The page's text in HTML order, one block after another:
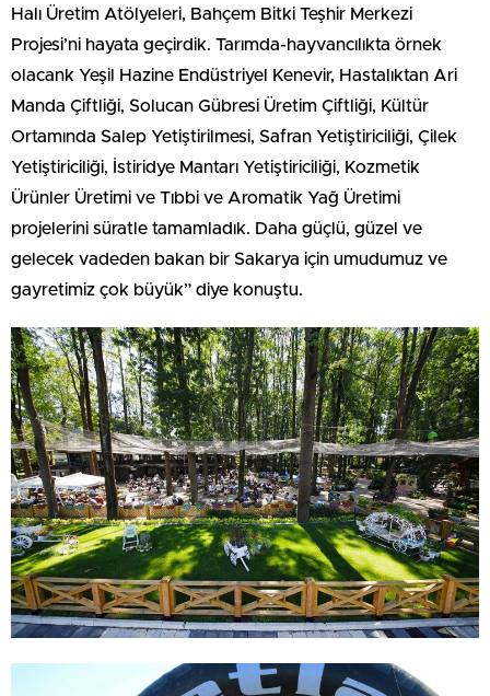
Halı Üretim Atölyeleri, Bahçem Bitki Teşhir Merkezi
Projesi’ni hayata geçirdik. Tarımda-hayvancılıkta örnek
olacank Yeşil Hazine Endüstriyel Kenevir, Hastalıktan Ari
Manda Çiftliği, Solucan Gübresi Üretim Çiftliği, Kültür
Ortamında Salep Yetiştirilmesi, Safran Yetiştiriciliği, Çilek
Yetiştiriciliği, İstiridye Mantarı Yetiştiriciliği, Kozmetik
Ürünler Üretimi ve Tıbbi ve Aromatik Yağ Üretimi
projelerini süratle tamamladık. Daha güçlü, güzel ve
gelecek vadeden bakan bir Sakarya için umudumuz ve
gayretimiz çok büyük” diye konuştu.